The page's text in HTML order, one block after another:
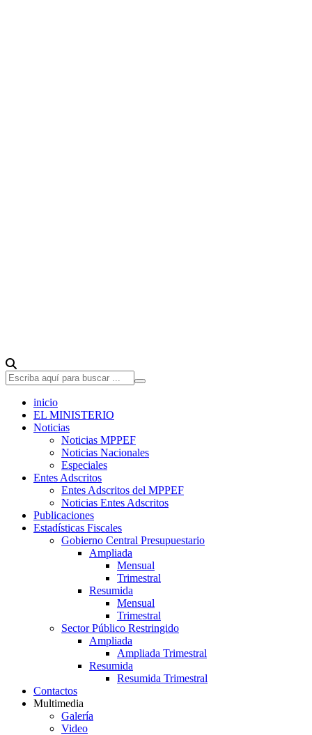
inicio
EL MINISTERIO
Noticias
Noticias MPPEF
Noticias Nacionales
Especiales
Entes Adscritos
Entes Adscritos del MPPEF
Noticias Entes Adscritos
Publicaciones
Estadísticas Fiscales
Gobierno Central Presupuestario
Ampliada
Mensual
Trimestral
Resumida
Mensual
Trimestral
Sector Público Restringido
Ampliada
Ampliada Trimestral
Resumida
Resumida Trimestral
Contactos
Multimedia
Galería
Video